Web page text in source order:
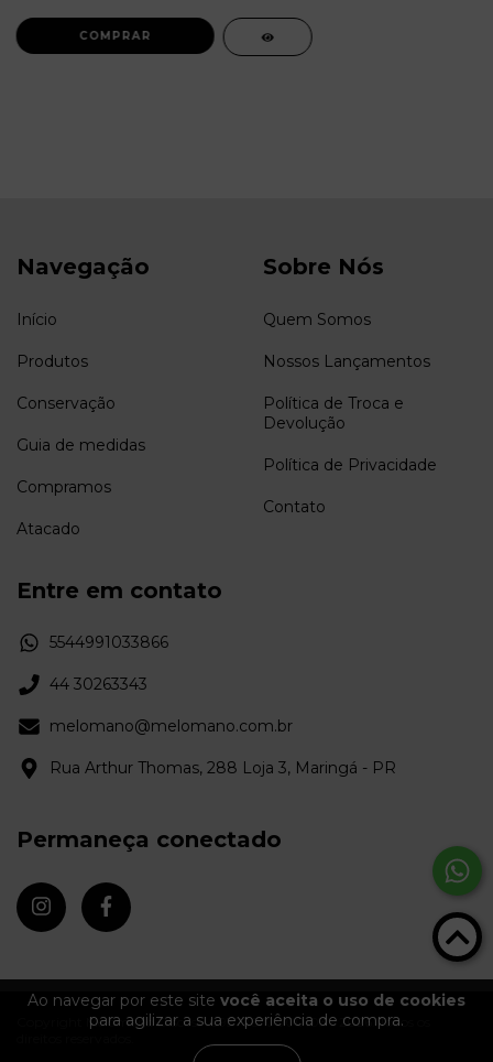
Ao navegar por este site você aceita o uso de cookies
para agilizar a sua experiência de compra.
Navegação
Início
Produtos
Conservação
Guia de medidas
Compramos
Atacado
Sobre Nós
Quem Somos
Nossos Lançamentos
Política de Troca e
Devolução
Política de Privacidade
Contato
Entre em contato
5544991033866
44 30263343
melomano@melomano.com.br
Rua Arthur Thomas, 288 Loja 3, Maringá - PR
Permaneça conectado
Copyright Melômano Discos - 09372670000103 - 2026. Todos os